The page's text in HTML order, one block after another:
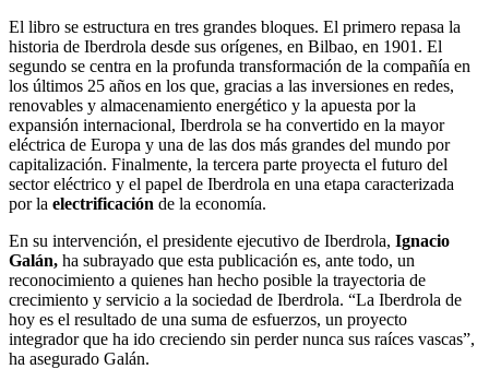
El libro se estructura en tres grandes bloques. El primero repasa la
historia de Iberdrola desde sus orígenes, en Bilbao, en 1901. El
segundo se centra en la profunda transformación de la compañía en
los últimos 25 años en los que, gracias a las inversiones en redes,
renovables y almacenamiento energético y la apuesta por la
expansión internacional, Iberdrola se ha convertido en la mayor
eléctrica de Europa y una de las dos más grandes del mundo por
capitalización. Finalmente, la tercera parte proyecta el futuro del
sector eléctrico y el papel de Iberdrola en una etapa caracterizada
por la electrificación de la economía.
En su intervención, el presidente ejecutivo de Iberdrola, Ignacio
Galán, ha subrayado que esta publicación es, ante todo, un
reconocimiento a quienes han hecho posible la trayectoria de
crecimiento y servicio a la sociedad de Iberdrola. “La Iberdrola de
hoy es el resultado de una suma de esfuerzos, un proyecto
integrador que ha ido creciendo sin perder nunca sus raíces vascas”,
ha asegurado Galán.